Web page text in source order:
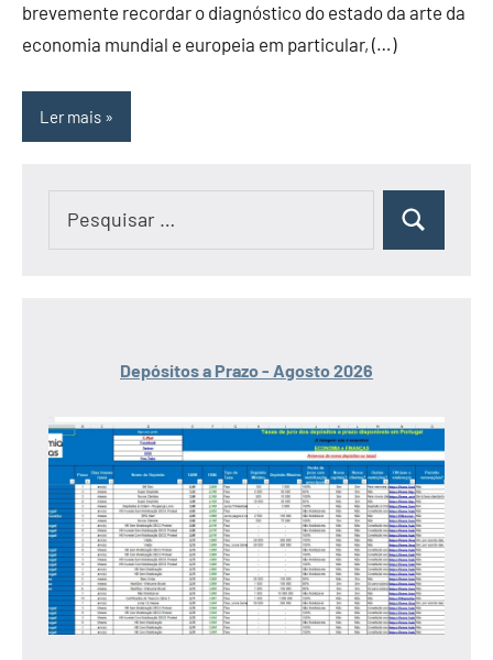
brevemente recordar o diagnóstico do estado da arte da
economia mundial e europeia em particular, (…)
Ler mais
Pesquisar
Depósitos a Prazo - Agosto 2026